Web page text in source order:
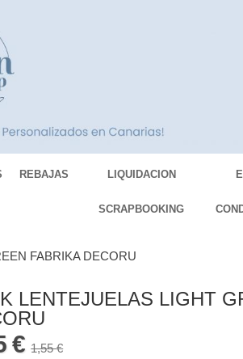
REBAJAS LIQUIDACION
SCRAPBOOKING
FABRIKA DECORU
LENTEJUELAS LIGHT
€1,55 €